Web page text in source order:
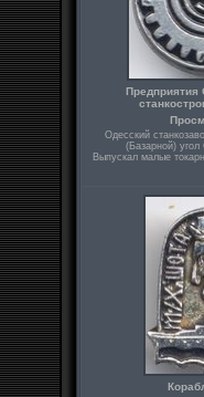
Одесский
(Базарной)
Выпускал малые